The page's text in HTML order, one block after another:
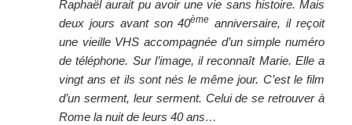
Raphaël aurait pu avoir une vie sans histoire. Mais
deux jours avant son 40ème anniversaire, il reçoit
une vieille VHS accompagnée d’un simple numéro
de téléphone. Sur l’image, il reconnaît Marie. Elle a
vingt ans et ils sont nés le même jour. C’est le film
d’un serment, leur serment. Celui de se retrouver à
Rome la nuit de leurs 40 ans…